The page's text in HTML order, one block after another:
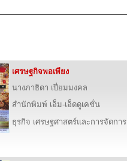
เศรษฐกิจพอเพียง
นางภาธิดา เปี่ยมมงคล
สำนักพิมพ์ เอ็ม-เอ็ดดูเคชั่น
ธุรกิจ เศรษฐศาสตร์และการจัดการ